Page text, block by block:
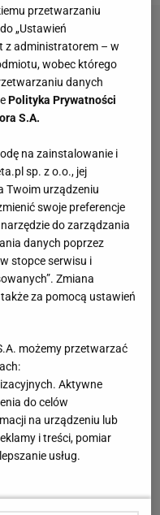
przetwarzaniu
„Ustawień
z administratorem – w
wobec którego
danych
Polityka Prywatności
S.A.
na zainstalowanie i
sp. z o.o., jej
Twoim urządzeniu
swoje preferencje
do zarządzania
danych poprzez
stopce serwisu i
Zmiana
za pomocą ustawień
możemy przetwarzać
Aktywne
do celów
na urządzeniu lub
i treści, pomiar
usług.